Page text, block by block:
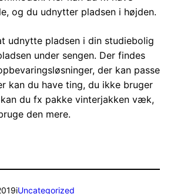
og du udnytter pladsen i højden.
udnytte pladsen i din studiebolig
under sengen. Der findes
der kan passe
kan du have ting, du ikke bruger
du fx pakke vinterjakken væk,
den mere.
iUncategorized